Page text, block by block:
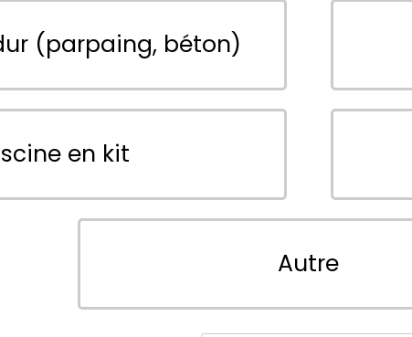
(parpaing, béton)
en kit
Autre